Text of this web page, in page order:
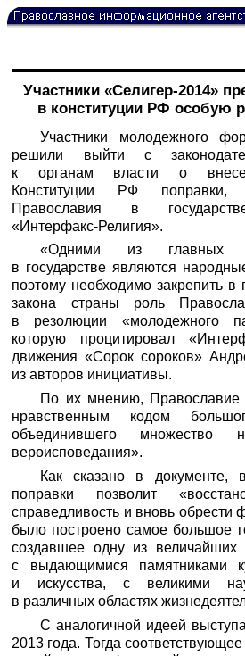
Участники «Селигер-2014»
в конституции РФ особую
Участники молодежного
решили выйти с
к органам власти о
Конституции РФ
Православия в
«Интерфакс-Религия».
«Одними из главных
в государстве являются
поэтому необходимо закрепить
закона страны роль
в резолюции «молодежного
которую процитировал
движения «Сорок сороков»
из авторов инициативы.
По их мнению, Православие
нравственным кодом
объединившего множество
вероисповедания».
Как сказано в документе,
поправки позволит
справедливость и вновь обрести
было построено самое большое
создавшее одну из
с выдающимися памятниками
и искусства, с великими
в различных областях
С аналогичной идеей
2013 года. Тогда